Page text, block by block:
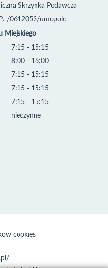
Skrzynka Podawcza
/0612053/umopole
Miejskiego
7:15 - 15:15
8:00 - 16:00
7:15 - 15:15
7:15 - 15:15
7:15 - 15:15
nieczynne
cookies